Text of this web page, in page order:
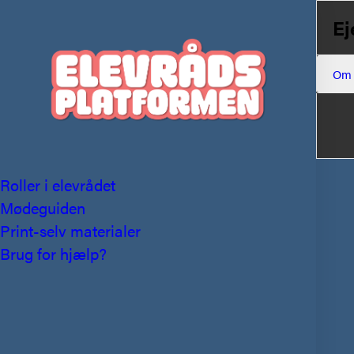
Roller i elevrådet
Mødeguiden
Print-selv materialer
Brug for hjælp?
Om